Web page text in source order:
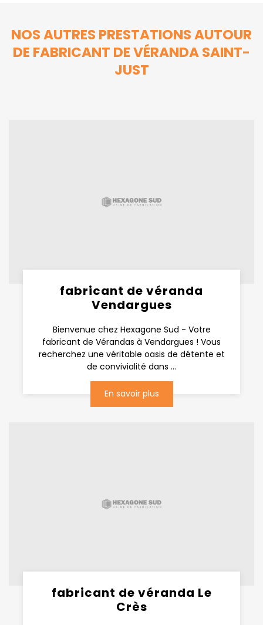
NOS AUTRES PRESTATIONS AUTOUR
DE FABRICANT DE VÉRANDA SAINT-
JUST
fabricant de véranda
Vendargues
Bienvenue chez Hexagone Sud - Votre
fabricant de Vérandas à Vendargues ! Vous
recherchez une véritable oasis de détente et
de convivialité dans ...
En savoir plus
fabricant de véranda Le
Crès